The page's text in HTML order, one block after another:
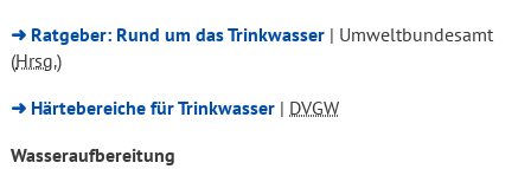
➜ Ratgeber: Rund um das Trinkwasser | Umweltbundesamt
(Hrsg.)
➜ Härtebereiche für Trinkwasser | DVGW
Wasseraufbereitung